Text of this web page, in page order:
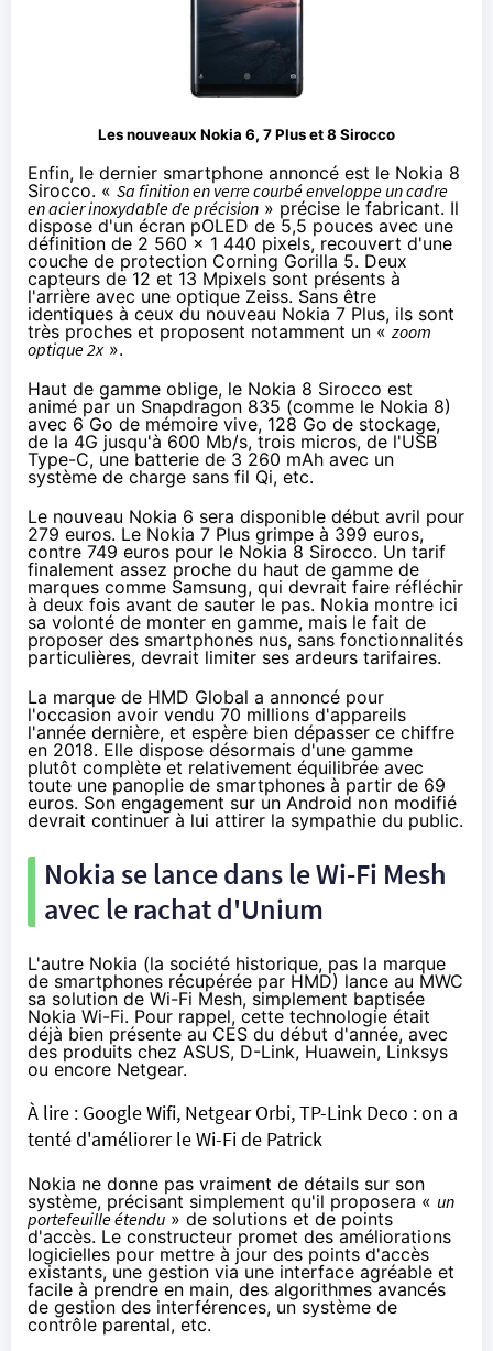
Les nouveaux Nokia 6, 7 Plus et 8 Sirocco
Enfin, le dernier smartphone annoncé est le Nokia 8
Sirocco. « Sa finition en verre courbé enveloppe un cadre
en acier inoxydable de précision » précise le fabricant. Il
dispose d'un écran pOLED de 5,5 pouces avec une
définition de 2 560 x 1 440 pixels, recouvert d'une
couche de protection Corning Gorilla 5. Deux
capteurs de 12 et 13 Mpixels sont présents à
l'arrière avec une optique Zeiss. Sans être
identiques à ceux du nouveau Nokia 7 Plus, ils sont
très proches et proposent notamment un «zoom
optique 2x».
Haut de gamme oblige, le Nokia 8 Sirocco est
animé par un Snapdragon 835 (comme le Nokia 8)
avec 6 Go de mémoire vive, 128 Go de stockage,
de la 4G jusqu'à 600 Mb/s, trois micros, de l'USB
Type-C, une batterie de 3 260 mAh avec un
système de charge sans fil Qi, etc.
Le nouveau Nokia 6 sera disponible début avril pour
279 euros. Le Nokia 7 Plus grimpe à 399 euros,
contre 749 euros pour le Nokia 8 Sirocco. Un tarif
finalement assez proche du haut de gamme de
marques comme Samsung, qui devrait faire réfléchir
à deux fois avant de sauter le pas. Nokia montre ici
sa volonté de monter en gamme, mais le fait de
proposer des smartphones nus, sans fonctionnalités
particulières, devrait limiter ses ardeurs tarifaires.
La marque de HMD Global a annoncé pour
l'occasion avoir vendu 70 millions d'appareils
l'année dernière, et espère bien dépasser ce chiffre
en 2018. Elle dispose désormais d'une gamme
plutôt complète et relativement équilibrée avec
toute une panoplie de smartphones à partir de 69
euros. Son engagement sur un Android non modifié
devrait continuer à lui attirer la sympathie du public.
Nokia se lance dans le Wi-Fi Mesh
avec le rachat d'Unium
L'autre Nokia (la société historique, pas la marque
de smartphones récupérée par HMD) lance au MWC
sa solution de Wi-Fi Mesh, simplement baptisée
Nokia Wi-Fi. Pour rappel, cette technologie était
déjà bien présente au CES du début d'année, avec
des produits chez ASUS, D-Link, Huawein, Linksys
ou encore Netgear.
À lire : Google Wifi, Netgear Orbi, TP-Link Deco : on a
tenté d'améliorer le Wi-Fi de Patrick
Nokia ne donne pas vraiment de détails sur son
système, précisant simplement qu'il proposera « un
portefeuille étendu » de solutions et de points
d'accès. Le constructeur promet des améliorations
logicielles pour mettre à jour des points d'accès
existants, une gestion via une interface agréable et
facile à prendre en main, des algorithmes avancés
de gestion des interférences, un système de
contrôle parental, etc.